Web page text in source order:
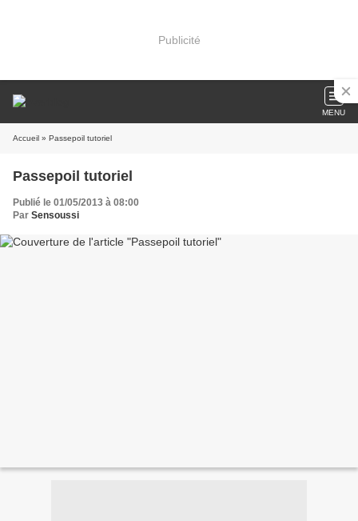
Publicité
MENU
Accueil » Passepoil tutoriel
Passepoil tutoriel
Publié le 01/05/2013 à 08:00
Par Sensoussi